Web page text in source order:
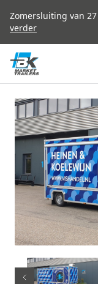
Zomersluiting van
verder